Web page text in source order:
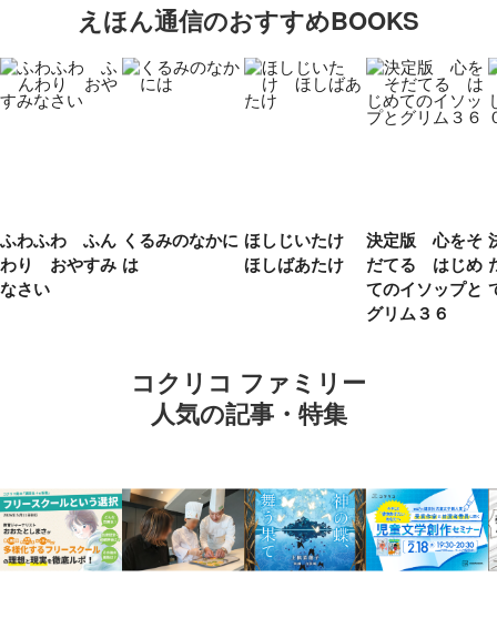
えほん通信のおすすめBOOKS
ふわふわ ふん
わり おやすみ
なさい
くるみのなかに
は
ほしじいたけ
ほしばあたけ
決定版 心をそ
だてる はじめ
てのイソップと
グリム３６
コクリコ ファミリー
人気の記事・特集